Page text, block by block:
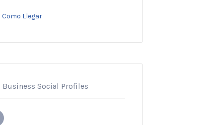
Como Llegar
Business Social Profiles